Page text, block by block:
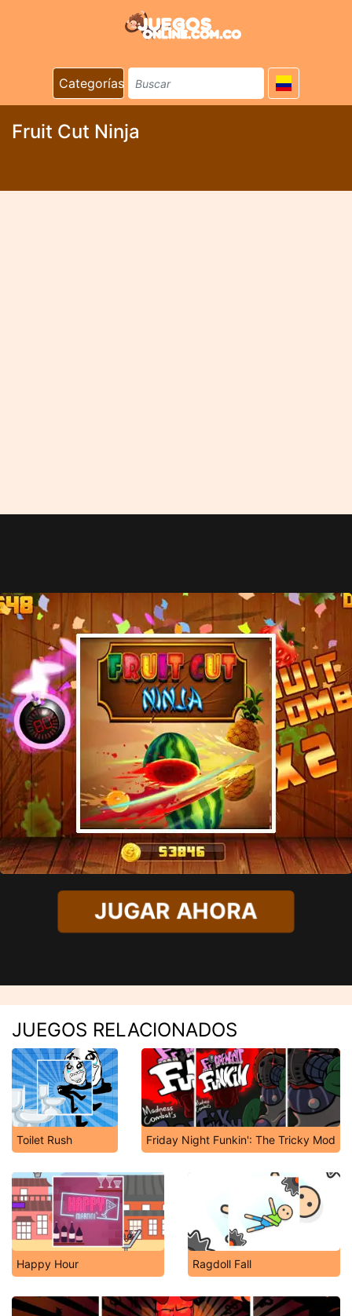
Categorías
Fruit Cut Ninja
JUGAR AHORA
JUEGOS RELACIONADOS
Toilet Rush Friday Night Funkin': The Tricky Mod
Happy Hour Ragdoll Fall